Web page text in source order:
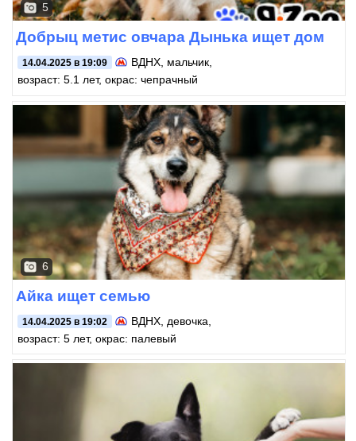
5
Добрыц метис овчара Дынька ищет дом
14.04.2025 в 19:09 ВДНХ, мальчик,
возраст: 5.1 лет, окрас: чепрачный
6
Айка ищет семью
14.04.2025 в 19:02 ВДНХ , девочка,
возраст: 5 лет, окрас: палевый